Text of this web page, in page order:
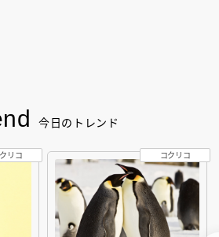
今日のトレンド
リコ コクリコ